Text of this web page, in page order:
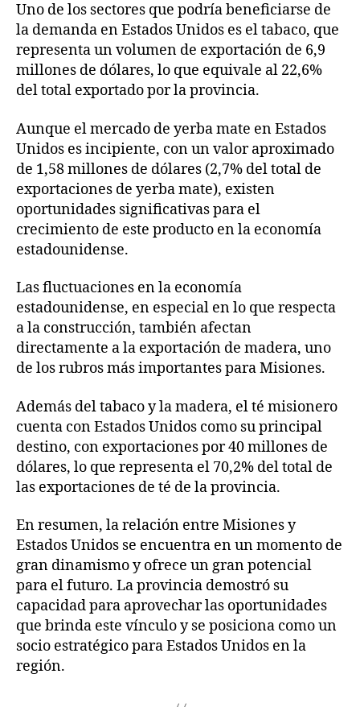
Uno de los sectores que podría beneficiarse de
la demanda en Estados Unidos es el tabaco, que
representa un volumen de exportación de 6,9
millones de dólares, lo que equivale al 22,6%
del total exportado por la provincia.
Aunque el mercado de yerba mate en Estados
Unidos es incipiente, con un valor aproximado
de 1,58 millones de dólares (2,7% del total de
exportaciones de yerba mate), existen
oportunidades significativas para el
crecimiento de este producto en la economía
estadounidense.
Las fluctuaciones en la economía
estadounidense, en especial en lo que respecta
a la construcción, también afectan
directamente a la exportación de madera, uno
de los rubros más importantes para Misiones.
Además del tabaco y la madera, el té misionero
cuenta con Estados Unidos como su principal
destino, con exportaciones por 40 millones de
dólares, lo que representa el 70,2% del total de
las exportaciones de té de la provincia.
En resumen, la relación entre Misiones y
Estados Unidos se encuentra en un momento de
gran dinamismo y ofrece un gran potencial
para el futuro. La provincia demostró su
capacidad para aprovechar las oportunidades
que brinda este vínculo y se posiciona como un
socio estratégico para Estados Unidos en la
región.